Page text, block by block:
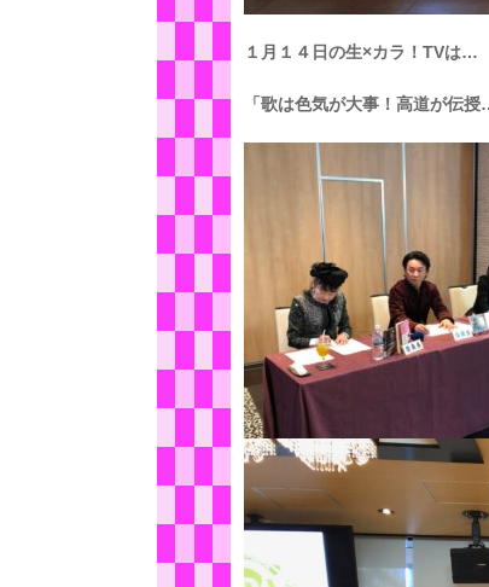
１月１４日の生×カラ！TVは…
「歌は色気が大事！高道が伝